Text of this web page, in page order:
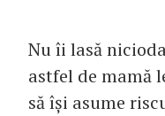
Nu îi lasă
astfel de mamă
să își asume